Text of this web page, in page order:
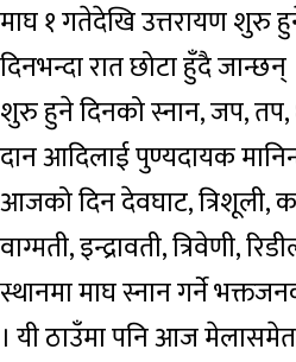
माघ १ गतेदेखि उत्तरायण शुरु
दिनभन्दा रात छोटा हुँदै जान्छन्
शुरु हुने दिनको स्नान, जप, तप,
दान आदिलाई पुण्यदायक
आजको दिन देवघाट, त्रिशूली,
वाग्मती, इन्द्रावती, त्रिवेणी,
स्थानमा माघ स्नान गर्ने
। यी ठाउँमा पनि आज मेलासमेत